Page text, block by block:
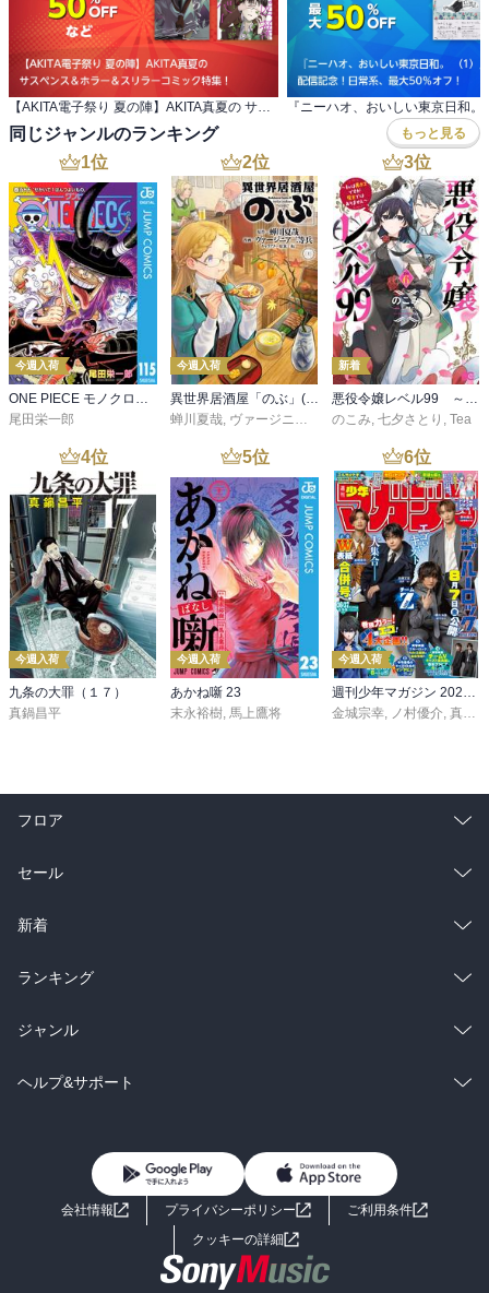
【AKITA電子祭り 夏の陣】AKITA真夏の サスペンス＆ホラー＆スリラーコミック特集！
同じジャンルのランキング もっと見る
1位
今週入荷
尾田栄一郎
2位
今週入荷
蝉川夏哉 ヴァージニア二等兵 ,転
3位
新着
のこみ 七夕さとり Tea
4位
今週入荷
九条の大罪（１７）
真鍋昌平
5位
今週入荷
あかね噺 23
末永裕樹, 馬上鷹将
6位
今週入荷
週刊少年マガジン 2026年36・37号[2026年8月5日発売]
金城宗幸, ノ村優介, 真島ヒロ
フロア
総合
ラノベ
雑誌・グラビア
BL・TL
セール
総合
ラノベ
雑誌・グラビア
BL・TL
新着
総合
ラノベ
雑誌・グラビア
ランキング
総合
ラノベ
ジャンル
コミック
ライトノベル 男子向けラノベ
小説
海外小説
ヘルプ&サポート
よくあるご質問 お問い合わせ
会社情報 プライバシーポリシー
ご利用条件
クッキーの詳細